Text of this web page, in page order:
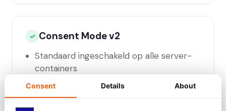
✓ Consent Mode v2
Standaard ingeschakeld op alle server-
containers
Granted / denied-signalen worden juist
doorgegeven naar Google & Meta
Consent Details About